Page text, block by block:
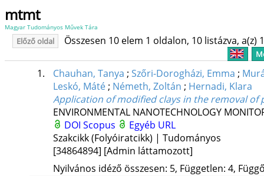
mtmt
Magyar Tudományos Művek Tára
Előző oldal Összesen 10 elem 1 oldalon, 10 listázva, a(z)
1. Chauhan, Tanya ; Szőri-Dorogházi, Emma ;
Leskó, Máté; Németh, Zoltán ; Hernadi, Klara
Application of modified clays in the removal
ENVIRONMENTAL NANOTECHNOLOGY
DOI Scopus
Egyéb URL
Szakcikk (Folyóiratcikk) | Tudományos
[34864894] [Admin láttamozott]
Nyilvános idéző összesen: 5, Független: 4,